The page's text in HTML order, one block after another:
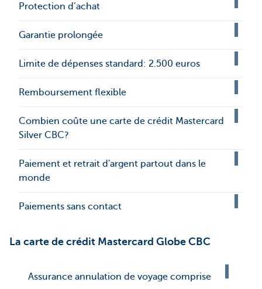
Protection d’achat
Garantie prolongée
Limite de dépenses standard: 2.500 euros
Remboursement flexible
Combien coûte une carte de crédit Mastercard
Silver CBC?
Paiement et retrait d'argent partout dans le
monde
Paiements sans contact
La carte de crédit Mastercard Globe CBC
Assurance annulation de voyage comprise